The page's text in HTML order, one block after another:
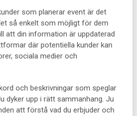
som planerar event är det
så enkelt som möjligt för dem
att din information är uppdaterad
där potentiella kunder kan
sociala medier och
och beskrivningar som speglar
dyker upp i rätt sammanhang. Ju
att förstå vad du erbjuder och